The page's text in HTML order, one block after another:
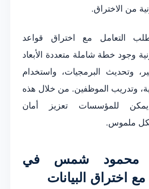
من الاختراق.
التعامل مع اختراق قواعد
وجود خطة شاملة متعددة الأبعاد
وتحديث البرمجيات، واستخدام
وتدريب الموظفين. من خلال هذه
للمؤسسات تعزيز أمان
ملموس.
محمود شمس في
مع اختراق البيانات